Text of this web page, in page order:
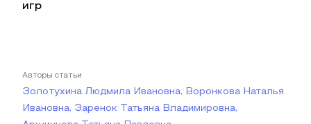
игр
Авторы статьи
Золотухина Людмила Ивановна, Воронкова Наталья
Ивановна, Заренок Татьяна Владимировна,